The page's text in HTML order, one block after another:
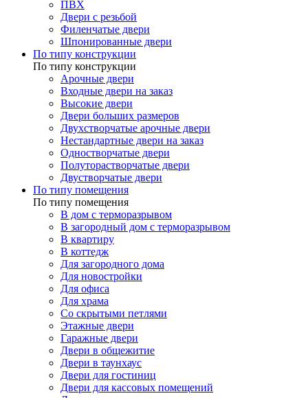
ПВХ
Двери с резьбой
Филенчатые двери
Шпонированные двери
По типу конструкции
По типу конструкции
Арочные двери
Входные двери на заказ
Высокие двери
Двери больших размеров
Двухстворчатые арочные двери
Нестандартные двери на заказ
Одностворчатые двери
Полуторастворчатые двери
Двустворчатые двери
По типу помещения
По типу помещения
В дом с терморазрывом
В загородный дом с терморазрывом
В квартиру
В коттедж
Для загородного дома
Для новостройки
Для офиса
Для храма
Со скрытыми петлями
Этажные двери
Гаражные двери
Двери в общежитие
Двери в таунхаус
Двери для гостиниц
Двери для кассовых помещений